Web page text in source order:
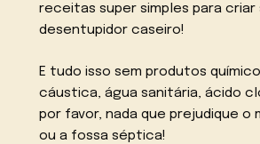
receitas super simples para criar
desentupidor caseiro!
E tudo isso sem produtos
cáustica, água sanitária, ácido
por favor, nada que prejudique o
ou a fossa séptica!